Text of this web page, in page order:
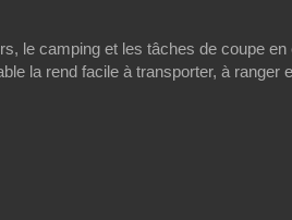
le camping et les tâches de coupe en
la rend facile à transporter, à ranger